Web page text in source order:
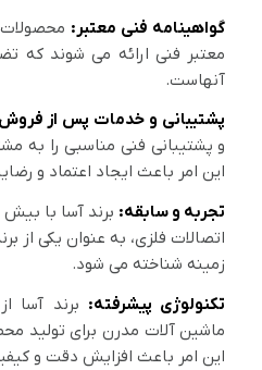
گواهینامه فنی معتبر: محصولات
معتبر فنی ارائه می شوند که
آنهاست.
پشتیبانی و خدمات پس از
و پشتیبانی فنی مناسبی را به
این امر باعث ایجاد اعتماد و
تجربه و سابقه: برند آسا با
اتصالات فلزی، به عنوان یکی از
زمینه شناخته می شود.
تکنولوژی پیشرفته: برند آسا
ماشین آلات مدرن برای تولید
این امر باعث افزایش دقت و